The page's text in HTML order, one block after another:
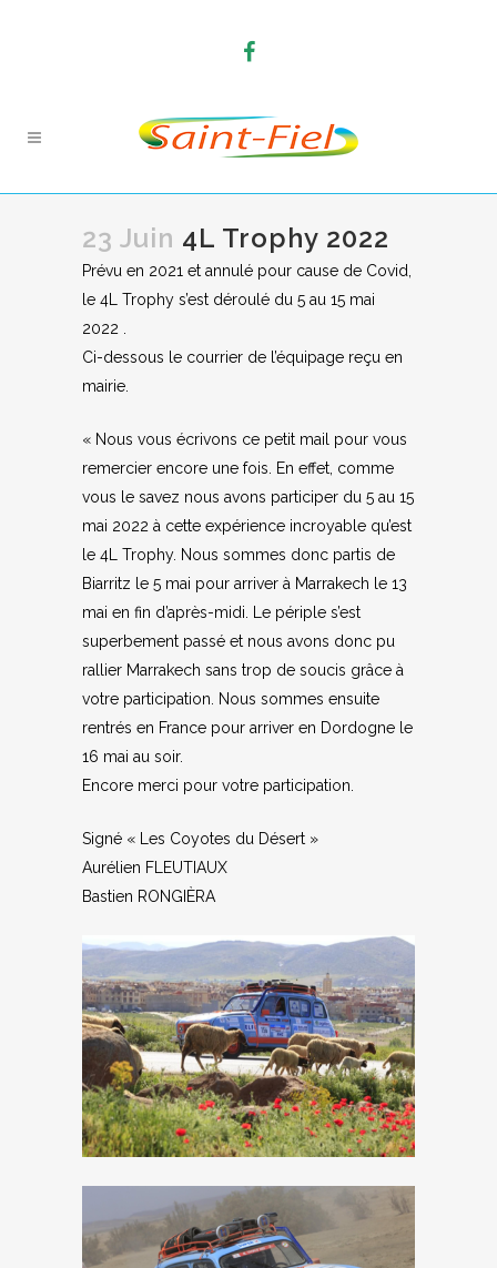
23 Juin 4L Trophy 2022
Prévu en 2021 et annulé pour cause de Covid,
le 4L Trophy s’est déroulé du 5 au 15 mai
2022 .
Ci-dessous le courrier de l’équipage reçu en
mairie.
« Nous vous écrivons ce petit mail pour vous
remercier encore une fois. En effet, comme
vous le savez nous avons participer du 5 au 15
mai 2022 à cette expérience incroyable qu’est
le 4L Trophy. Nous sommes donc partis de
Biarritz le 5 mai pour arriver à Marrakech le 13
mai en fin d’après-midi. Le périple s’est
superbement passé et nous avons donc pu
rallier Marrakech sans trop de soucis grâce à
votre participation. Nous sommes ensuite
rentrés en France pour arriver en Dordogne le
16 mai au soir.
Encore merci pour votre participation.
Signé « Les Coyotes du Désert »
Aurélien FLEUTIAUX
Bastien RONGIÈRA